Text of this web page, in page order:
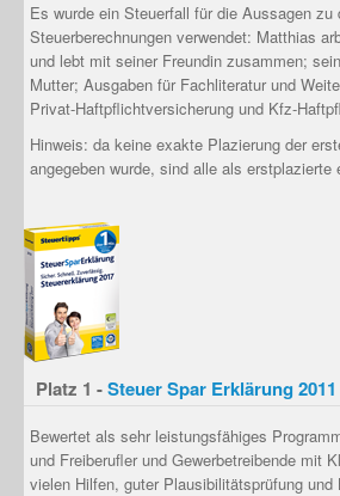
Es wurde ein Steuerfall für die Aussagen zu
Steuerberechnungen verwendet: Matthias
und lebt mit seiner Freundin zusammen;
Mutter; Ausgaben für Fachliteratur und
Privat-Haftpflichtversicherung und Kfz-
Hinweis: da keine exakte Plazierung der
angegeben wurde, sind alle als erstplazierte
Platz 1 -Steuer Spar Erklärung 2011
Bewertet als sehr leistungsfähiges
und Freiberufler und Gewerbetreibende mit
vielen Hilfen, guter Plausibilitätsprüfung und